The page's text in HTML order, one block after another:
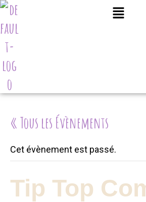
« Tous les Évènements
Cet évènement est passé.
Tip Top